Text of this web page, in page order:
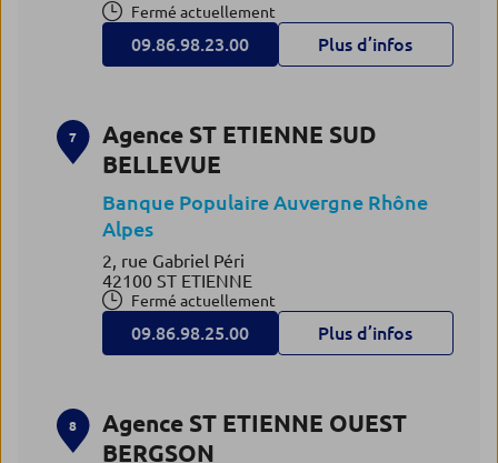
Fermé actuellement
09.86.98.23.00 Plus d’infos
7
Agence ST ETIENNE SUD
BELLEVUE
Banque Populaire Auvergne Rhône
Alpes
2, rue Gabriel Péri
42100 ST ETIENNE
Fermé actuellement
09.86.98.25.00 Plus d’infos
8
Agence ST ETIENNE OUEST
BERGSON